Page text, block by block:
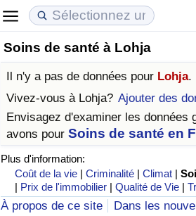
Soins de santé à Lohja
Il n'y a pas de données pour Lohja.
Vivez-vous à Lohja? Ajouter des
Envisagez d'examiner les données
avons pour Soins de santé en
Plus d'information:
Coût de la vie |Criminalité |Climat |
| Prix de l'immobilier |Qualité de Vie |
À propos de ce site
Dans les
Coût de la vie
Indice du Coût de la Vie
Indice du coût de la vie par pays
à Akaba
Prix de l'immobilier
Indice des Prix de l'immobilier
Indice des Prix de l'immobilier par
Qualité de Vie
Indice de Qualité de Vie (Actuel)
Indice de qualité de vie par pays
Criminalité